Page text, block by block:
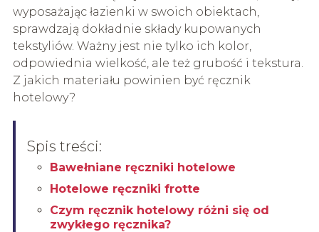
wyposażając łazienki w swoich obiektach,
sprawdzają dokładnie składy kupowanych
tekstyliów. Ważny jest nie tylko ich kolor,
odpowiednia wielkość, ale też grubość i tekstura.
Z jakich materiału powinien być ręcznik
hotelowy?
Spis treści:
Bawełniane ręczniki hotelowe
Hotelowe ręczniki frotte
Czym ręcznik hotelowy różni się od
zwykłego ręcznika?